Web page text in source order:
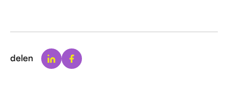
delen LinkedinFacebook